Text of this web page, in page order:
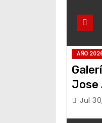
AÑO
Jose
Jul